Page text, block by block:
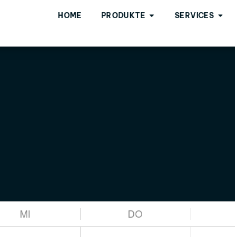
HOME PRODUKTE SERVICES
MI DO